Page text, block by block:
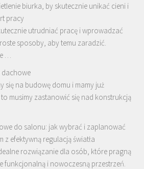
biurka, by skutecznie unikać cieni i
pracy
utrudniać pracę i wprowadzać
sposoby, aby temu zaradzić.
…
dachowe
się na budowę domu i mamy już
musimy zastanowić się nad konstrukcją
do salonu: jak wybrać i zaplanować
z efektywną regulacją światła
rozwiązanie dla osób, które pragną
funkcjonalną i nowoczesną przestrzeń.